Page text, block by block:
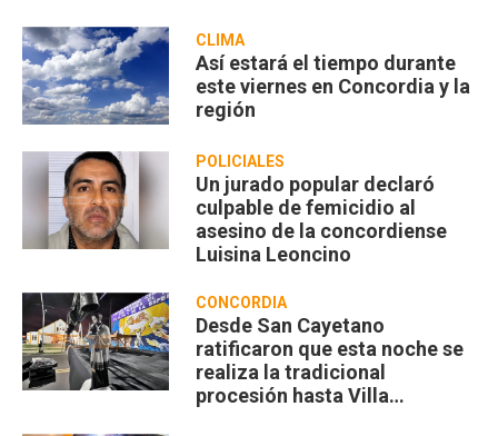
CLIMA
Así estará el tiempo durante
este viernes en Concordia y la
región
POLICIALES
Un jurado popular declaró
culpable de femicidio al
asesino de la concordiense
Luisina Leoncino
CONCORDIA
Desde San Cayetano
ratificaron que esta noche se
realiza la tradicional
procesión hasta Villa